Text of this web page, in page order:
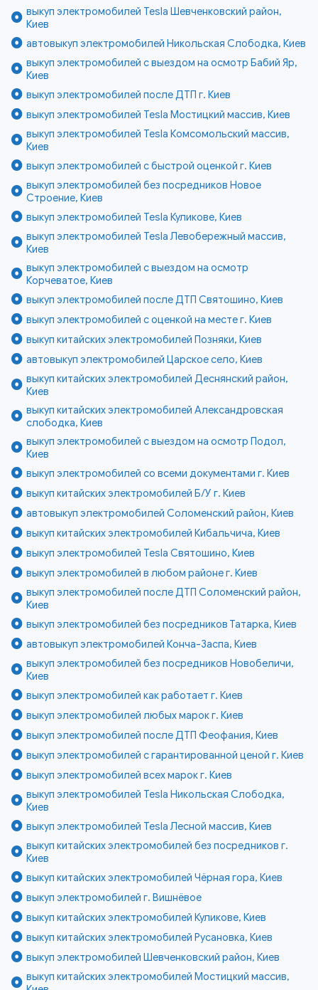
выкуп электромобилей Tesla Шевченковский район,
Киев
автовыкуп электромобилей Никольская Слободка, Киев
выкуп электромобилей с выездом на осмотр Бабий Яр,
Киев
выкуп электромобилей после ДТП г. Киев
выкуп электромобилей Tesla Мостицкий массив, Киев
выкуп электромобилей Tesla Комсомольский массив,
Киев
выкуп электромобилей с быстрой оценкой г. Киев
выкуп электромобилей без посредников Новое
Строение, Киев
выкуп электромобилей Tesla Куликове, Киев
выкуп электромобилей Tesla Левобережный массив,
Киев
выкуп электромобилей с выездом на осмотр
Корчеватое, Киев
выкуп электромобилей после ДТП Святошино, Киев
выкуп электромобилей с оценкой на месте г. Киев
выкуп китайских электромобилей Позняки, Киев
автовыкуп электромобилей Царское село, Киев
выкуп китайских электромобилей Деснянский район,
Киев
выкуп китайских электромобилей Александровская
слободка, Киев
выкуп электромобилей с выездом на осмотр Подол,
Киев
выкуп электромобилей со всеми документами г. Киев
выкуп китайских электромобилей Б/У г. Киев
автовыкуп электромобилей Соломенский район, Киев
выкуп китайских электромобилей Кибальчича, Киев
выкуп электромобилей Tesla Святошино, Киев
выкуп электромобилей в любом районе г. Киев
выкуп электромобилей после ДТП Соломенский район,
Киев
выкуп электромобилей без посредников Татарка, Киев
автовыкуп электромобилей Конча-Заспа, Киев
выкуп электромобилей без посредников Новобеличи,
Киев
выкуп электромобилей как работает г. Киев
выкуп электромобилей любых марок г. Киев
выкуп электромобилей после ДТП Феофания, Киев
выкуп электромобилей с гарантированной ценой г. Киев
выкуп электромобилей всех марок г. Киев
выкуп электромобилей Tesla Никольская Слободка,
Киев
выкуп электромобилей Tesla Лесной массив, Киев
выкуп китайских электромобилей без посредников г.
Киев
выкуп китайских электромобилей Чёрная гора, Киев
выкуп электромобилей г. Вишнёвое
выкуп китайских электромобилей Куликове, Киев
выкуп китайских электромобилей Русановка, Киев
выкуп электромобилей Шевченковский район, Киев
выкуп китайских электромобилей Мостицкий массив,